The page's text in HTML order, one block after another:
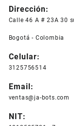
Dirección:
Calle 46 A # 23A 30
Bogotá - Colombia
Celular:
3125756514
Email:
ventas@ja-bots.com
NIT: